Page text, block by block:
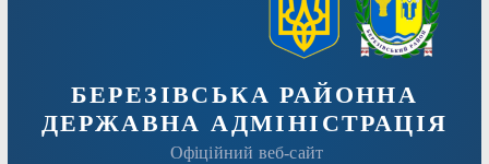
БЕРЕЗІВСЬКА РАЙОННА
ДЕРЖАВНА АДМІНІСТРАЦІЯ
Офіційний веб-сайт